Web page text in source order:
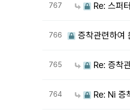
767 Re: 스퍼
766 증착관련하여
765 Re: 증착
764 Re: Ni 증